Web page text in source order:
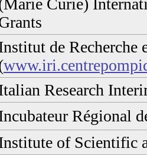
de Recherche
Research
Régional
of Scientific